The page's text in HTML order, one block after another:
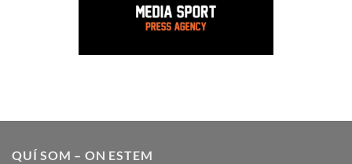
QUÍ SOM – ON ESTEM